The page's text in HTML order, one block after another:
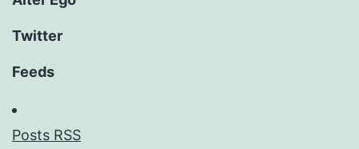
Twitter
Feeds
Posts RSS